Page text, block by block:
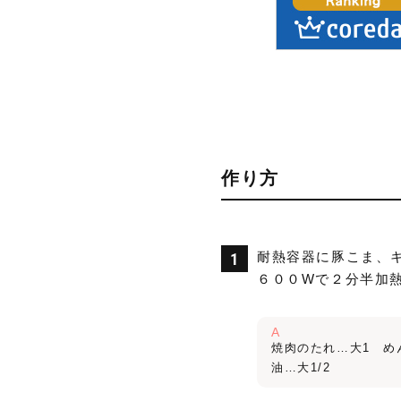
作り方
耐熱容器に豚こま、
６００Wで２分半加
A
焼肉のたれ…大1 め
油…大1/2